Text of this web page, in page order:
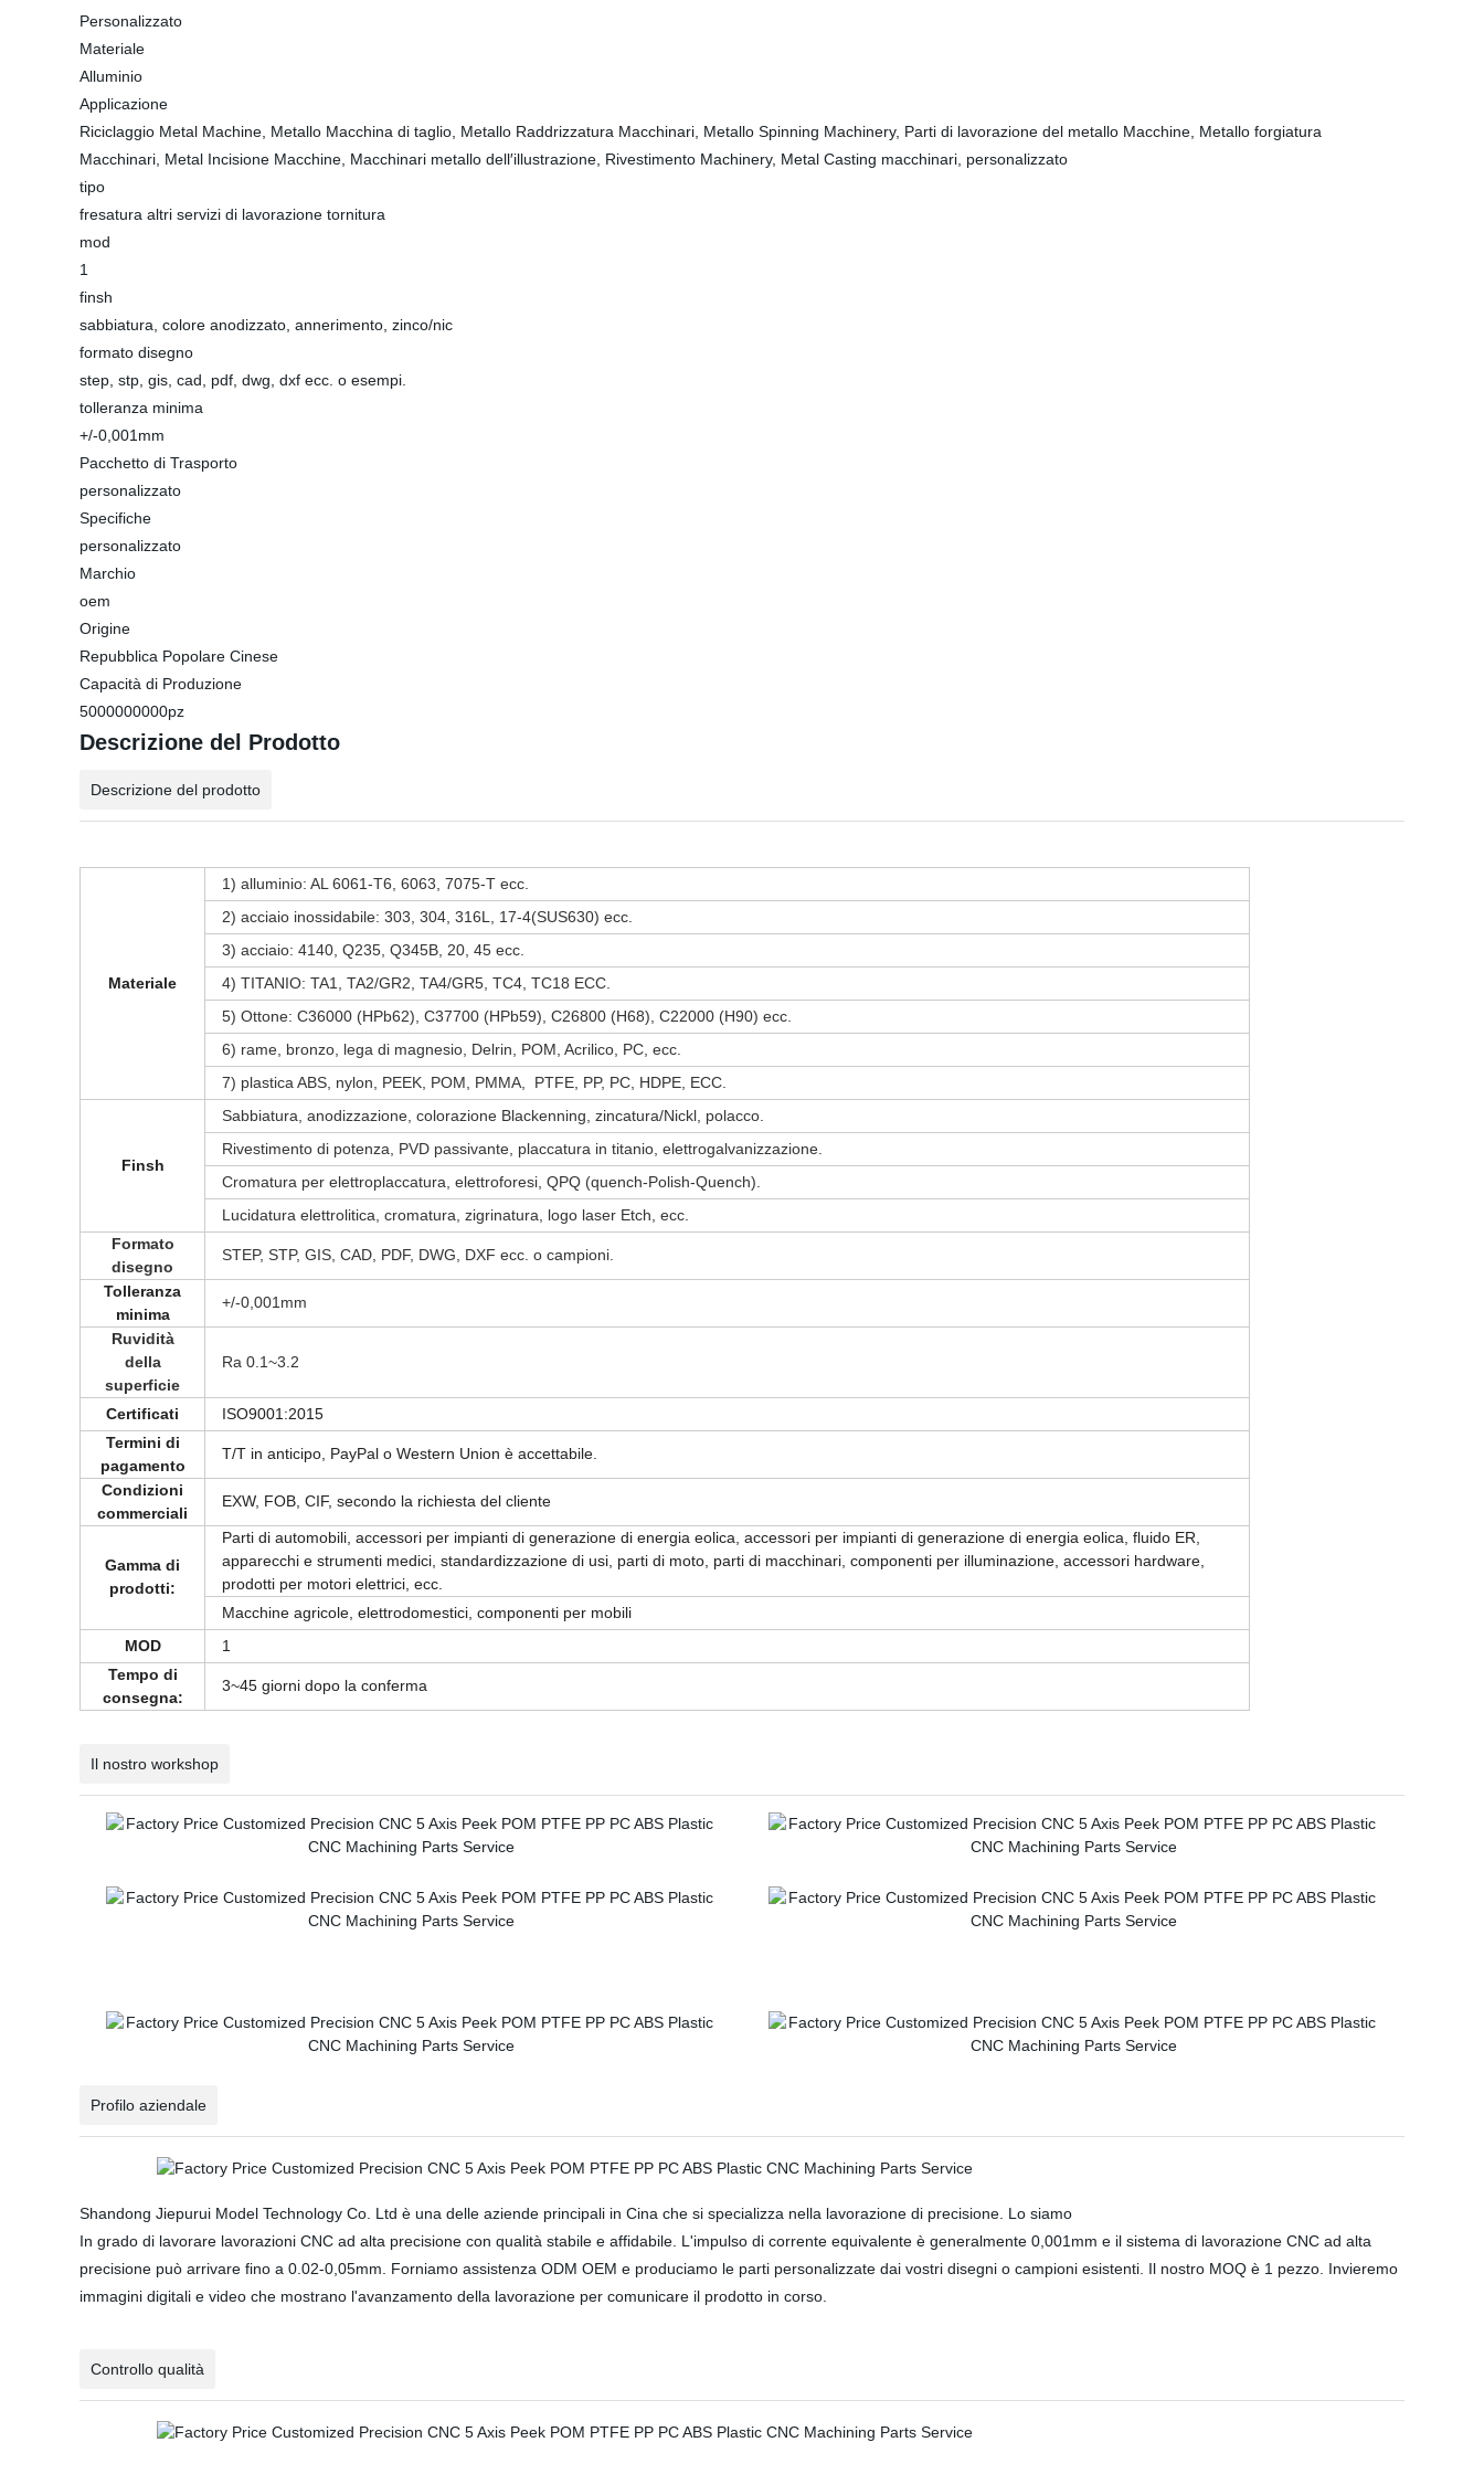
Personalizzato
Materiale
Alluminio
Applicazione
Riciclaggio Metal Machine, Metallo Macchina di taglio, Metallo Raddrizzatura Macchinari, Metallo Spinning Machinery, Parti di lavorazione del metallo Macchine, Metallo forgiatura
Macchinari, Metal Incisione Macchine, Macchinari metallo dell′illustrazione, Rivestimento Machinery, Metal Casting macchinari, personalizzato
tipo
fresatura altri servizi di lavorazione tornitura
mod
1
finsh
sabbiatura, colore anodizzato, annerimento, zinco/nic
formato disegno
step, stp, gis, cad, pdf, dwg, dxf ecc. o esempi.
tolleranza minima
+/-0,001mm
Pacchetto di Trasporto
personalizzato
Specifiche
personalizzato
Marchio
oem
Origine
Repubblica Popolare Cinese
Capacità di Produzione
5000000000pz
Descrizione del Prodotto
Descrizione del prodotto
Materiale
1) alluminio: AL 6061-T6, 6063, 7075-T ecc.
2) acciaio inossidabile: 303, 304, 316L, 17-4(SUS630) ecc.
3) acciaio: 4140, Q235, Q345B, 20, 45 ecc.
4) TITANIO: TA1, TA2/GR2, TA4/GR5, TC4, TC18 ECC.
5) Ottone: C36000 (HPb62), C37700 (HPb59), C26800 (H68), C22000 (H90) ecc.
6) rame, bronzo, lega di magnesio, Delrin, POM, Acrilico, PC, ecc.
7) plastica ABS, nylon, PEEK, POM, PMMA, PTFE, PP, PC, HDPE, ECC.
Finsh
Sabbiatura, anodizzazione, colorazione Blackenning, zincatura/Nickl, polacco.
Rivestimento di potenza, PVD passivante, placcatura in titanio, elettrogalvanizzazione.
Cromatura per elettroplaccatura, elettroforesi, QPQ (quench-Polish-Quench).
Lucidatura elettrolitica, cromatura, zigrinatura, logo laser Etch, ecc.
Formato
disegno
STEP, STP, GIS, CAD, PDF, DWG, DXF ecc. o campioni.
Tolleranza
minima
+/-0,001mm
Ruvidità
della
superficie
Ra 0.1~3.2
Certificati
ISO9001:2015
Termini di
pagamento
T/T in anticipo, PayPal o Western Union è accettabile.
Condizioni
commerciali
EXW, FOB, CIF, secondo la richiesta del cliente
Gamma di
prodotti:
Parti di automobili, accessori per impianti di generazione di energia eolica, accessori per impianti di generazione di energia eolica, fluido ER,
apparecchi e strumenti medici, standardizzazione di usi, parti di moto, parti di macchinari, componenti per illuminazione, accessori hardware,
prodotti per motori elettrici, ecc.
Macchine agricole, elettrodomestici, componenti per mobili
MOD
1
Tempo di
consegna:
3~45 giorni dopo la conferma
Il nostro workshop
Profilo aziendale
Shandong Jiepurui Model Technology Co. Ltd è una delle aziende principali in Cina che si specializza nella lavorazione di precisione. Lo siamo
In grado di lavorare lavorazioni CNC ad alta precisione con qualità stabile e affidabile. L'impulso di corrente equivalente è generalmente 0,001mm e il sistema di lavorazione CNC ad alta
precisione può arrivare fino a 0.02-0,05mm. Forniamo assistenza ODM OEM e produciamo le parti personalizzate dai vostri disegni o campioni esistenti. Il nostro MOQ è 1 pezzo. Invieremo
immagini digitali e video che mostrano l'avanzamento della lavorazione per comunicare il prodotto in corso.
Controllo qualità